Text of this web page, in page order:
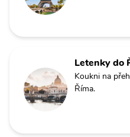
Letenky do
Koukni na
Říma.